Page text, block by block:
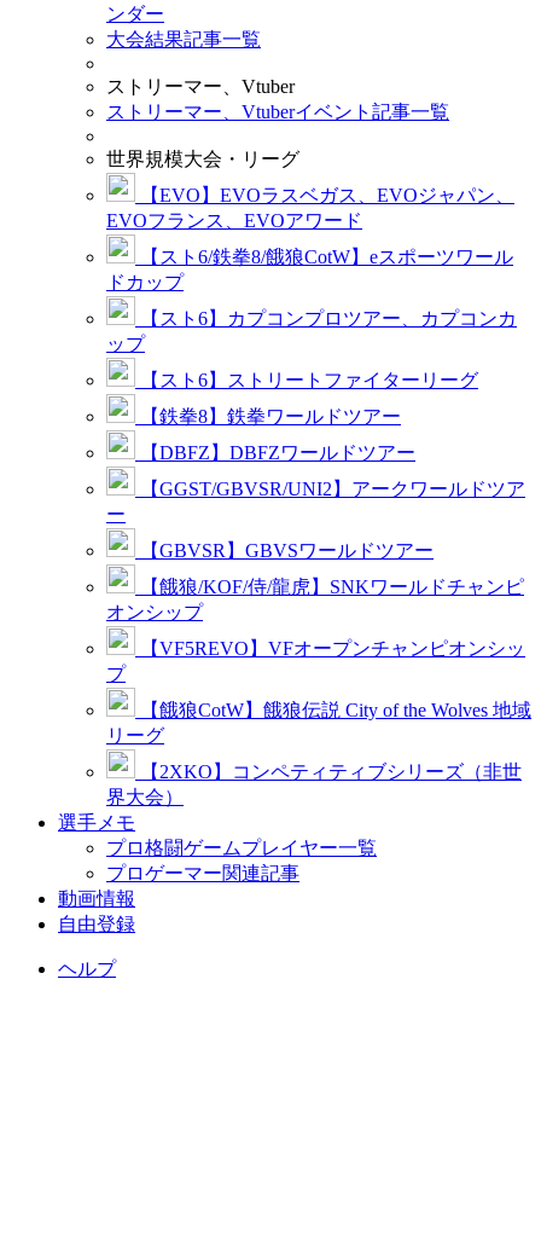
ンダー
大会結果記事一覧
ストリーマー、Vtuber
ストリーマー、Vtuberイベント記事一覧
世界規模大会・リーグ
【EVO】EVOラスベガス、EVOジャパン、
EVOフランス、EVOアワード
【スト6/鉄拳8/餓狼CotW】eスポーツワール
ドカップ
【スト6】カプコンプロツアー、カプコンカ
ップ
【スト6】ストリートファイターリーグ
【鉄拳8】鉄拳ワールドツアー
【DBFZ】DBFZワールドツアー
【GGST/GBVSR/UNI2】アークワールドツア
ー
【GBVSR】GBVSワールドツアー
【餓狼/KOF/侍/龍虎】SNKワールドチャンピ
オンシップ
【VF5REVO】VFオープンチャンピオンシッ
プ
【餓狼CotW】餓狼伝説 City of the Wolves 地域
リーグ
【2XKO】コンペティティブシリーズ（非世
界大会）
選手メモ
プロ格闘ゲームプレイヤー一覧
プロゲーマー関連記事
動画情報
自由登録
ヘルプ